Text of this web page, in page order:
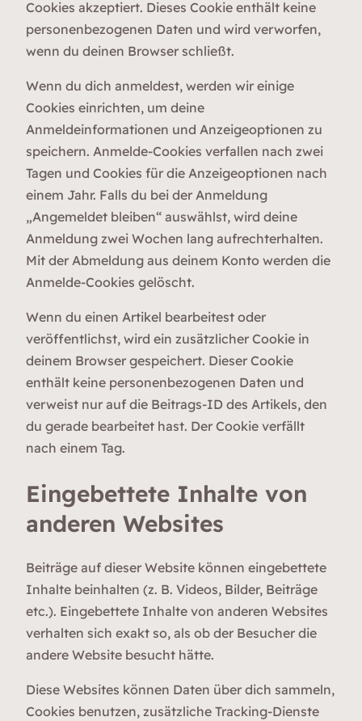
Cookies akzeptiert. Dieses Cookie enthält keine
personenbezogenen Daten und wird verworfen,
wenn du deinen Browser schließt.
Wenn du dich anmeldest, werden wir einige
Cookies einrichten, um deine
Anmeldeinformationen und Anzeigeoptionen zu
speichern. Anmelde-Cookies verfallen nach zwei
Tagen und Cookies für die Anzeigeoptionen nach
einem Jahr. Falls du bei der Anmeldung
„Angemeldet bleiben“ auswählst, wird deine
Anmeldung zwei Wochen lang aufrechterhalten.
Mit der Abmeldung aus deinem Konto werden die
Anmelde-Cookies gelöscht.
Wenn du einen Artikel bearbeitest oder
veröffentlichst, wird ein zusätzlicher Cookie in
deinem Browser gespeichert. Dieser Cookie
enthält keine personenbezogenen Daten und
verweist nur auf die Beitrags-ID des Artikels, den
du gerade bearbeitet hast. Der Cookie verfällt
nach einem Tag.
Eingebettete Inhalte von
anderen Websites
Beiträge auf dieser Website können eingebettete
Inhalte beinhalten (z. B. Videos, Bilder, Beiträge
etc.). Eingebettete Inhalte von anderen Websites
verhalten sich exakt so, als ob der Besucher die
andere Website besucht hätte.
Diese Websites können Daten über dich sammeln,
Cookies benutzen, zusätzliche Tracking-Dienste